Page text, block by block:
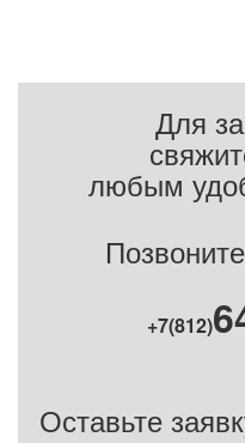
Для
любым
+7(812)
Оставьте